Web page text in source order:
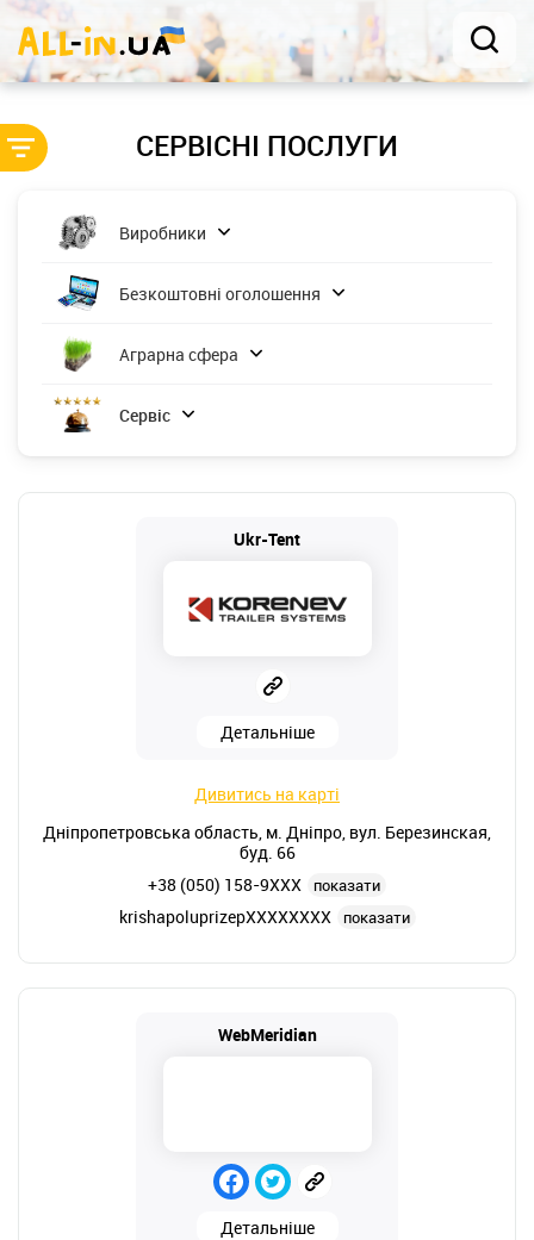
СЕРВІСНІ ПОСЛУГИ
Виробники
Безкоштовні оголошення
Аграрна сфера
Сервіс
Ukr-Tent
Детальніше
Дивитись на карті
Дніпропетровська область, м. Дніпро, вул. Березинская,
буд. 66
+38 (050) 158-9XXX
показати
krishapoluprizepXXXXXXXX показати
WebMeridian
Детальніше